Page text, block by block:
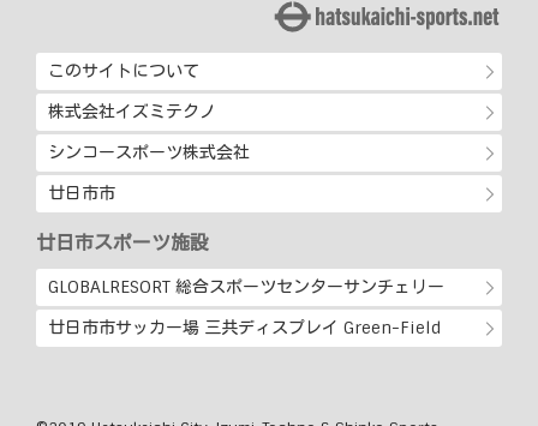
このサイトについて
株式会社イズミテクノ
シンコースポーツ株式会社
廿日市市
廿日市スポーツ施設
GLOBALRESORT 総合スポーツセンターサンチェリー
廿日市市サッカー場 三共ディスプレイ Green-Field